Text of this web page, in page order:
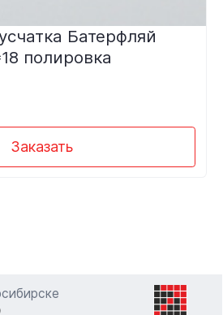
Батерфляй
полировка
Заказать